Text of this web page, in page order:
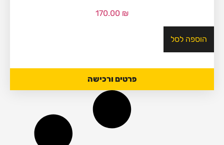
170.00 ₪
הוספה לסל
פרטים ורכישה